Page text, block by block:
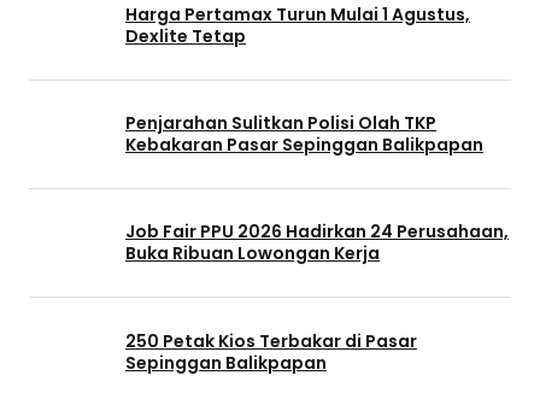
Harga Pertamax Turun Mulai 1 Agustus,
Dexlite Tetap
Penjarahan Sulitkan Polisi Olah TKP
Kebakaran Pasar Sepinggan Balikpapan
Job Fair PPU 2026 Hadirkan 24 Perusahaan,
Buka Ribuan Lowongan Kerja
250 Petak Kios Terbakar di Pasar
Sepinggan Balikpapan